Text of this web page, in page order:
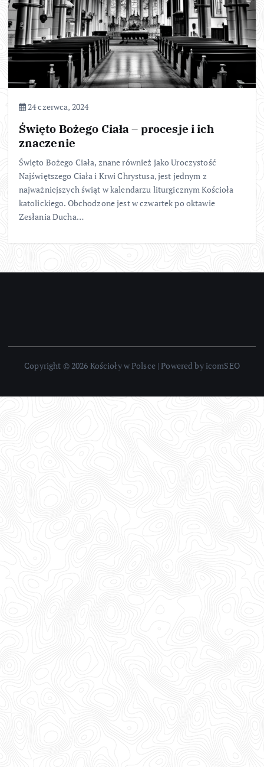
24 czerwca, 2024
Święto Bożego Ciała – procesje i ich
znaczenie
Święto Bożego Ciała, znane również jako Uroczystość
Najświętszego Ciała i Krwi Chrystusa, jest jednym z
najważniejszych świąt w kalendarzu liturgicznym Kościoła
katolickiego. Obchodzone jest w czwartek po oktawie
Zesłania Ducha…
Copyright © 2026 Kościoły w Polsce | Powered by icomSEO